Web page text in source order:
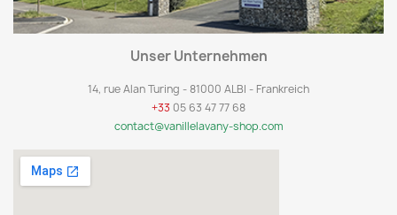
Unser Unternehmen
14, rue Alan Turing - 81000 ALBI - Frankreich
+33 05 63 47 77 68
contact@vanillelavany-shop.com